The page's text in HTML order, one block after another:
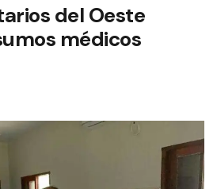
del Oeste
médicos